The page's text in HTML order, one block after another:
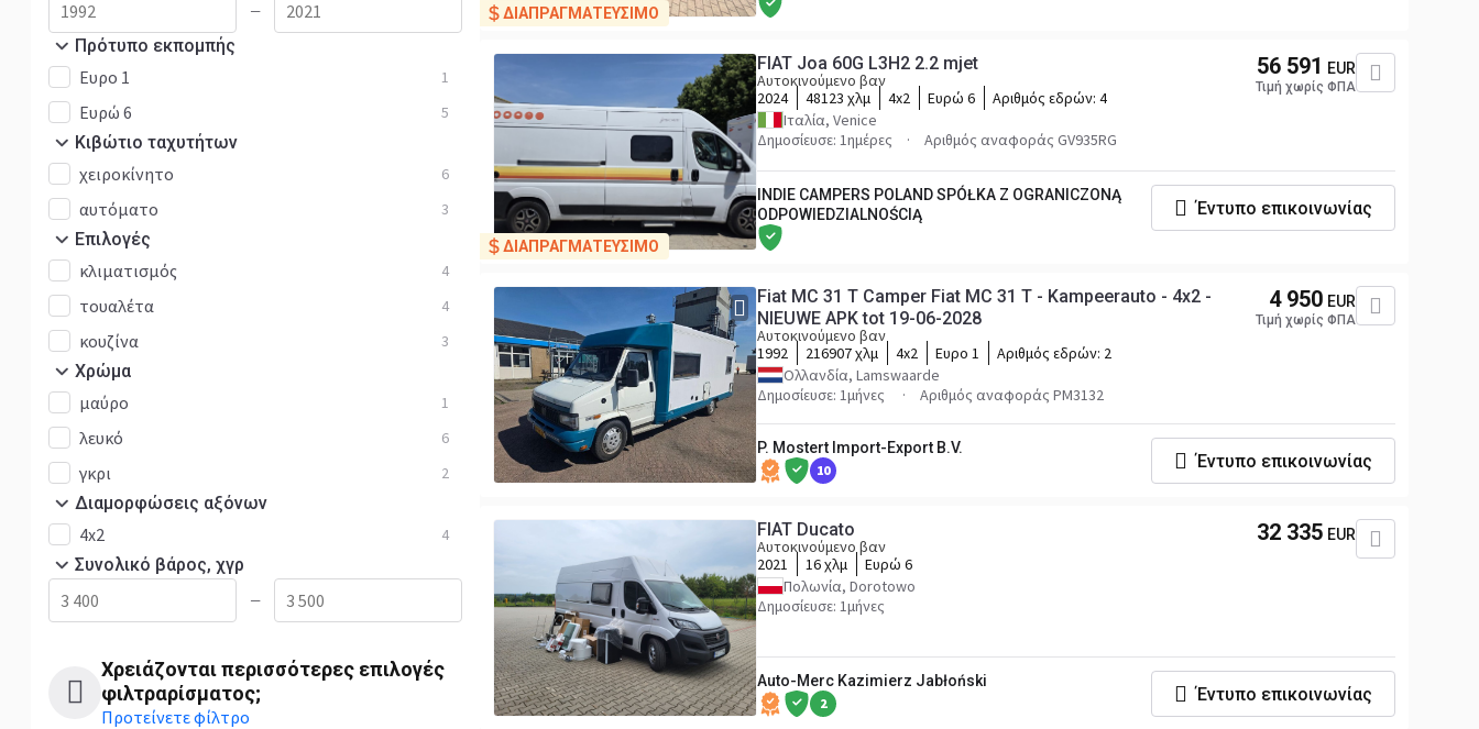
—
Πρότυπο εκπομπής
Ευρο 1 1
Ευρώ 6 5
Κιβώτιο ταχυτήτων
χειροκίνητο 6
αυτόματο 3
Επιλογές
κλιματισμός 4
τουαλέτα 4
κουζίνα 3
Χρώμα
μαύρo 1
λευκό 6
γκρι 2
Διαμορφώσεις αξόνων
4x2 4
Συνολικό βάρος, χγρ
—
Χρειάζονται περισσότερες επιλογές
φιλτραρίσματος;
Προτείνετε φίλτρο
ΔΙΑΠΡΑΓΜΑΤΕΥΣΙΜΟ
ΔΙΑΠΡΑΓΜΑΤΕΥΣΙΜΟ
FIAT Joa 60G L3H2 2.2 mjet
Αυτοκινούμενο βαν
2024
48123 χλμ 4x2 Ευρώ 6 Αριθμός εδρών: 4
Ιταλία, Venice
Δημοσίευσε: 1ημέρες
Αριθμός αναφοράς GV935RG
56 591 EUR
Τιμή χωρίς ΦΠΑ
INDIE CAMPERS POLAND SPÓŁKA Z OGRANICZONĄ
ODPOWIEDZIALNOŚCIĄ
Έντυπο επικοινωνίας
Fiat MC 31 T Camper Fiat MC 31 T - Kampeerauto - 4x2 -
NIEUWE APK tot 19-06-2028
Αυτοκινούμενο βαν
1992
216907 χλμ 4x2 Ευρο 1 Αριθμός εδρών: 2
Ολλανδία, Lamswaarde
Δημοσίευσε: 1μήνες
Αριθμός αναφοράς PM3132
4 950 EUR
Τιμή χωρίς ΦΠΑ
P. Mostert Import-Export B.V.
10 Έντυπο επικοινωνίας
FIAT Ducato
Αυτοκινούμενο βαν
2021
16 χλμ
Ευρώ 6
Πολωνία, Dorotowo
Δημοσίευσε: 1μήνες
32 335 EUR
Auto-Merc Kazimierz Jabłoński
2 Έντυπο επικοινωνίας